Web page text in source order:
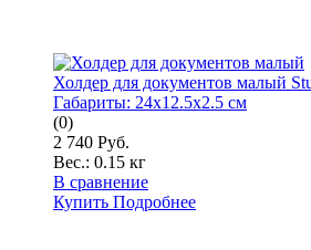
Холдер для документов малый
Габариты: 24x12.5x2.5 см
(0)
2 740 Руб.
Вес.: 0.15 кг
В сравнение
Купить Подробнее